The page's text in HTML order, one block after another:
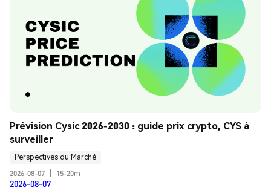
Prévision Cysic 2026-2030 : guide prix crypto, CYS à
surveiller
Perspectives du Marché
2026-08-07
15-20m
2026-08-07